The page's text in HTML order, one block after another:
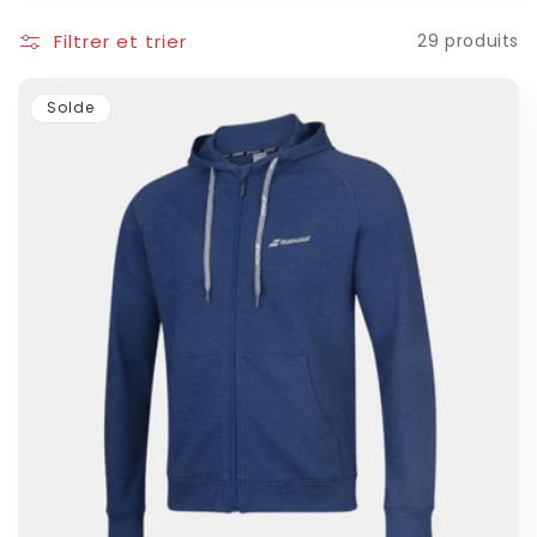
o Filtrer et trier 29 produits
Solde